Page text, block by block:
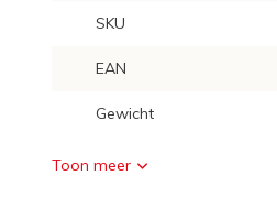
SKU
EAN
Gewicht
Toon meer